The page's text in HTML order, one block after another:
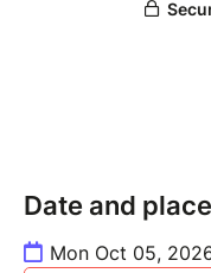
Date and place
Mon Oct 05,